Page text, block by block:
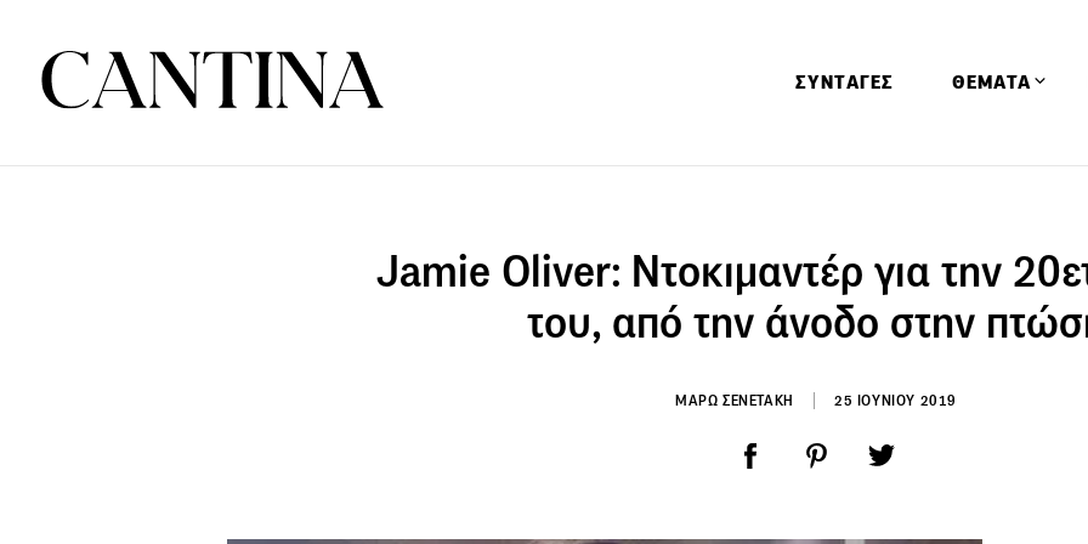
ΣΥΝΤΑΓΕΣ ΘΕΜΑΤΑ
Ειδήσεις
Έρευνες
Παιδί
Jamie Oliver: Ντοκιμαντέρ για την
του, από την άνοδο στην
ΜΑΡΩ ΣΕΝΕΤΑΚΗ 25 ΙΟΥΝΙΟΥ 2019